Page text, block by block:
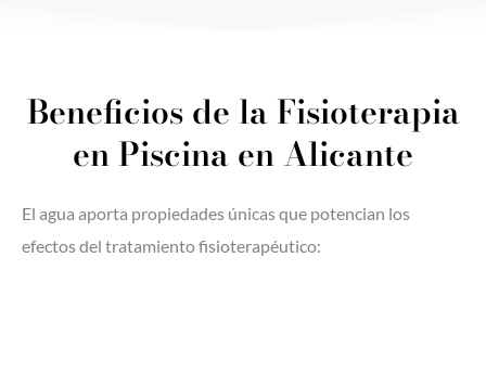
Beneficios de la Fisioterapia
en Piscina en Alicante
El agua aporta propiedades únicas que potencian los
efectos del tratamiento fisioterapéutico: